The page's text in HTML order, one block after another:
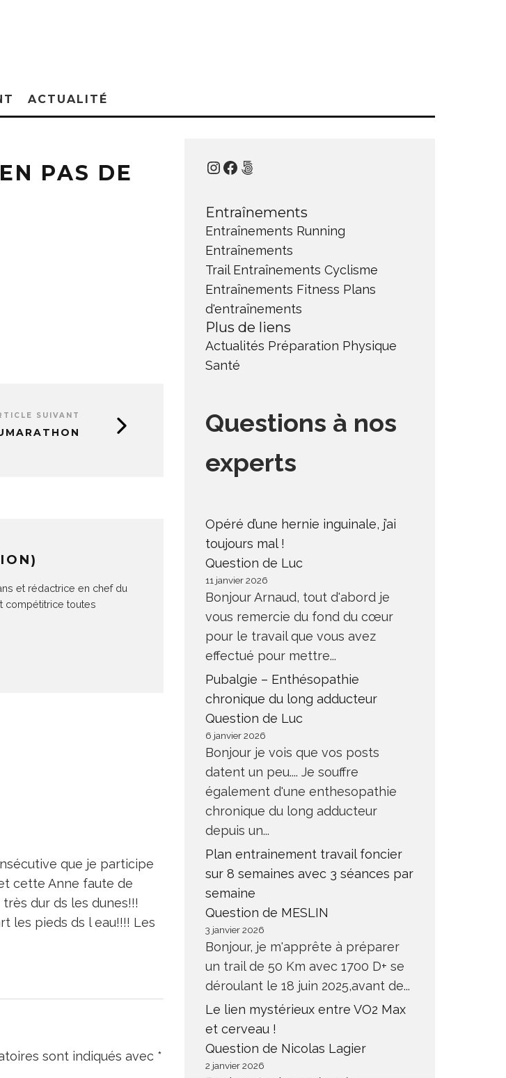
ACTUALITÉ
PAS DE
SUIVANT
et rédactrice en chef du
compétitrice toutes
que je participe
cette Anne faute de
dur ds les dunes!!!
les pieds ds l eau!!!! Les
sont indiqués avec *
Instagram
Facebook
500px
Entraînements
Entraînements Running
Entraînements
Trail Entraînements Cyclisme
Entraînements Fitness Plans
d'entraînements
Plus de liens
Actualités Préparation Physique
Santé
Questions à nos
experts
Opéré d’une hernie inguinale, j’ai
toujours mal !
Question de Luc
11 janvier 2026
Bonjour Arnaud, tout d'abord je
vous remercie du fond du cœur
pour le travail que vous avez
effectué pour mettre...
Pubalgie – Enthésopathie
chronique du long adducteur
Question de Luc
6 janvier 2026
Bonjour je vois que vos posts
datent un peu.... Je souffre
également d'une enthesopathie
chronique du long adducteur
depuis un...
Plan entrainement travail foncier
sur 8 semaines avec 3 séances par
semaine
Question de MESLIN
3 janvier 2026
Bonjour, je m'apprête à préparer
un trail de 50 Km avec 1700 D+ se
déroulant le 18 juin 2025,avant de...
Le lien mystérieux entre VO2 Max
et cerveau !
Question de Nicolas Lagier
2 janvier 2026